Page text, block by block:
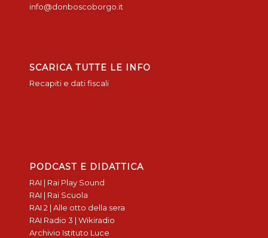
info@donboscoborgo.it
SCARICA TUTTE LE INFO
Recapiti e dati fiscali
PODCAST E DIDATTICA
RAI | Rai Play Sound
RAI | Rai Scuola
RAI 2 | Alle otto della sera
RAI Radio 3 | Wikiradio
Archivio Istituto Luce